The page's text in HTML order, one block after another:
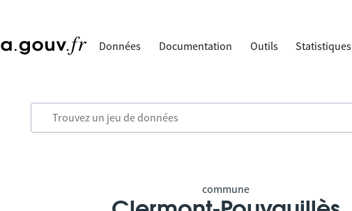
Données Documentation Outils Statistiques
commune